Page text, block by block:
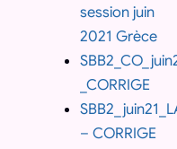
session juin
2021 Grèce
_CORRIGE
– CORRIGE